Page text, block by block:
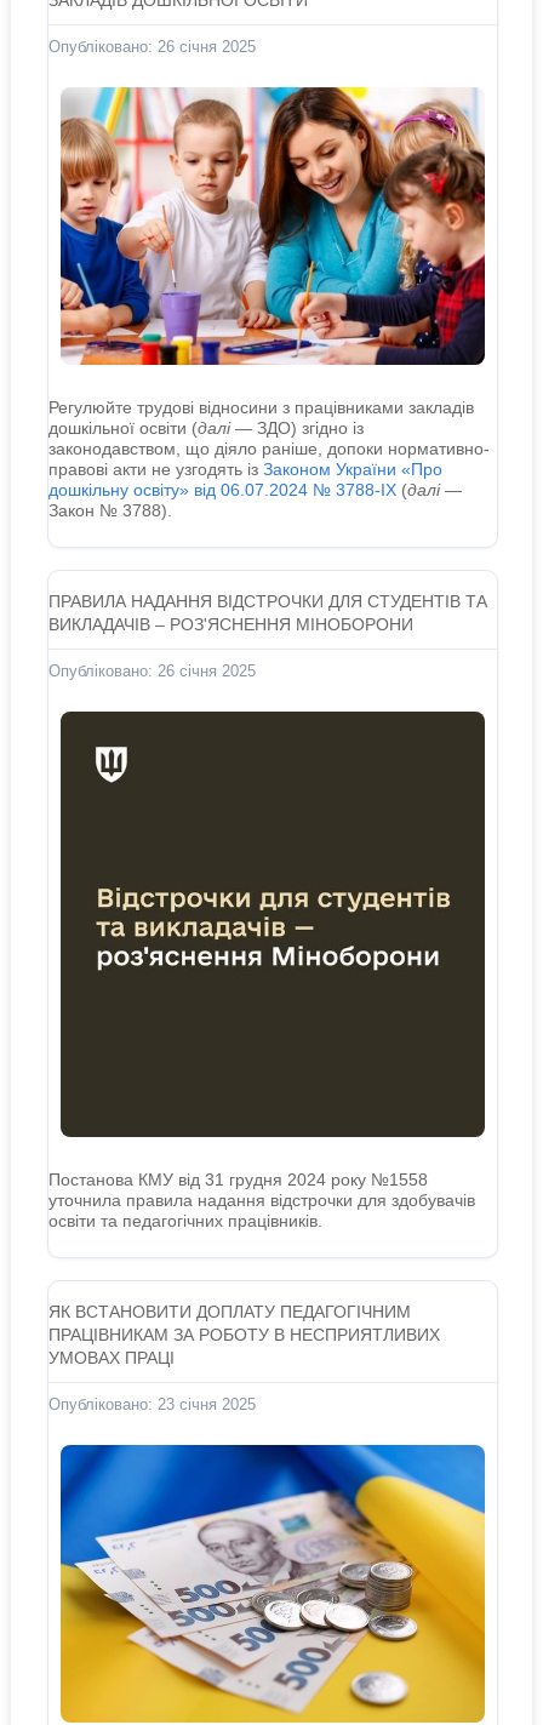
Опубліковано: 26 січня 2025
Регулюйте трудові відносини з працівниками закладів
дошкільної освіти (далі― ЗДО) згідно із
законодавством, що діяло раніше, допоки нормативно-
правові акти не узгодять із Законом України «Про
дошкільну освіту» від 06.07.2024 № 3788-IX(далі―
Закон № 3788).
ПРАВИЛА НАДАННЯ ВІДСТРОЧКИ ДЛЯ СТУДЕНТІВ ТА
ВИКЛАДАЧІВ – РОЗ'ЯСНЕННЯ МІНОБОРОНИ
Опубліковано: 26 січня 2025
Постанова КМУ від 31 грудня 2024 року №1558
уточнила правила надання відстрочки для здобувачів
освіти та педагогічних працівників.
ЯК ВСТАНОВИТИ ДОПЛАТУ ПЕДАГОГІЧНИМ
ПРАЦІВНИКАМ ЗА РОБОТУ В НЕСПРИЯТЛИВИХ
УМОВАХ ПРАЦІ
Опубліковано: 23 січня 2025